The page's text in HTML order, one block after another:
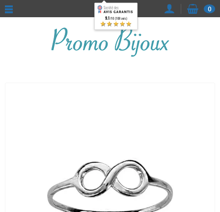
0
9.1/10 (108 avis)
★★★★★